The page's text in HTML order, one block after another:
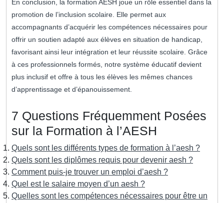
En conclusion, la formation AESH joue un rôle essentiel dans la
promotion de l’inclusion scolaire. Elle permet aux
accompagnants d’acquérir les compétences nécessaires pour
offrir un soutien adapté aux élèves en situation de handicap,
favorisant ainsi leur intégration et leur réussite scolaire. Grâce
à ces professionnels formés, notre système éducatif devient
plus inclusif et offre à tous les élèves les mêmes chances
d’apprentissage et d’épanouissement.
7 Questions Fréquemment Posées
sur la Formation à l’AESH
Quels sont les différents types de formation à l’aesh ?
Quels sont les diplômes requis pour devenir aesh ?
Comment puis-je trouver un emploi d’aesh ?
Quel est le salaire moyen d’un aesh ?
Quelles sont les compétences nécessaires pour être un